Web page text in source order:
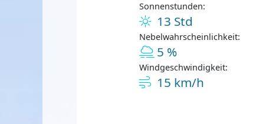
Sonnenstunden:
13 Std
Nebelwahrscheinlichkeit:
5 %
Windgeschwindigkeit:
15 km/h